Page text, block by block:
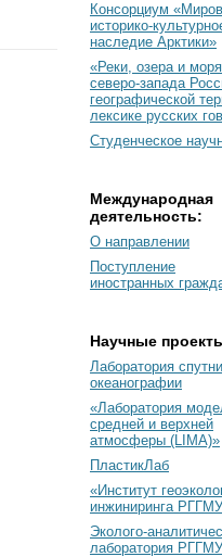
Консорциум
историко-
наследие Арктики»
«Реки, озера и моря
северо-запада
географической
лексике русских
Студенческое
Международная
деятельность:
О направлении
Поступление
иностранных
Научные
Лаборатория
океанографии
«Лаборатория
средней и верхней
атмосферы (LIMA)»
ПластикЛаб
«Институт
инжиниринга
Эколого-
лаборатория РГГМУ